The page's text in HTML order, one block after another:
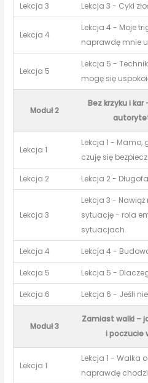
Lekcja 3 Lekcja 3 - Cykl
Lekcja 4
Lekcja 4 - Moje
naprawdę mnie
Lekcja 5
Lekcja 5 -
mogę się
Moduł 2
Bez krzyku i kar
Lekcja 1
Lekcja 1 - Mamo,
czuję się
Lekcja 2 Lekcja 2 -
Lekcja 3
Lekcja 3 -
sytuację - rola
sytuacjach
Lekcja 4 Lekcja 4 -
Lekcja 5 Lekcja 5 -
Lekcja 6 Lekcja 6 - Jeśli
Moduł 3
Zamiast walki –
i poczucie
Lekcja 1
Lekcja 1 - Walka
naprawdę